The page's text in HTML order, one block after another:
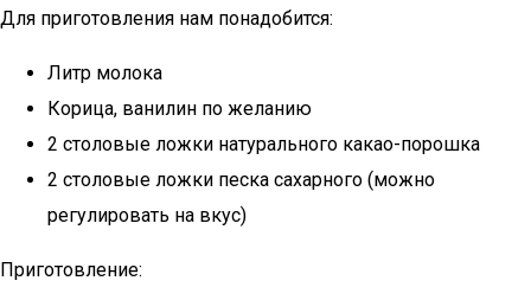
Для приготовления нам понадобится:
Литр молока
Корица, ванилин по желанию
2 столовые ложки натурального какао-порошка
2 столовые ложки песка сахарного (можно
регулировать на вкус)
Приготовление: